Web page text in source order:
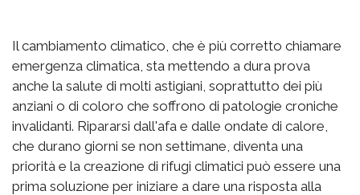
Il cambiamento climatico, che è più corretto chiamare
emergenza climatica, sta mettendo a dura prova
anche la salute di molti astigiani, soprattutto dei più
anziani o di coloro che soffrono di patologie croniche
invalidanti. Ripararsi dall'afa e dalle ondate di calore,
che durano giorni se non settimane, diventa una
priorità e la creazione di rifugi climatici può essere una
prima soluzione per iniziare a dare una risposta alla